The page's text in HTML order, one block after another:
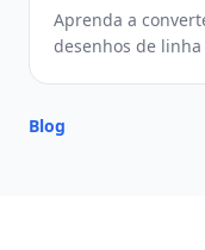
Aprenda a
desenhos de
sombreamento e
Blog